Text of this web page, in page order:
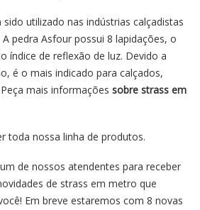
utilizado nas indústrias calçadistas
pedra Asfour possui 8 lapidações, o
índice de reflexão de luz. Devido a
é o mais indicado para calçados,
mais informações sobre strass em
toda nossa linha de produtos.
de nossos atendentes para receber
de strass em metro que
Em breve estaremos com 8 novas